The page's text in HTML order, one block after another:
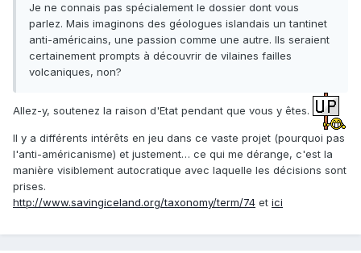
Je ne connais pas spécialement le dossier dont vous
parlez. Mais imaginons des géologues islandais un tantinet
anti-américains, une passion comme une autre. Ils seraient
certainement prompts à découvrir de vilaines failles
volcaniques, non?
Allez-y, soutenez la raison d'Etat pendant que vous y êtes.
Il y a différents intérêts en jeu dans ce vaste projet (pourquoi pas
l'anti-américanisme) et justement… ce qui me dérange, c'est la
manière visiblement autocratique avec laquelle les décisions sont
prises.
http://www.savingiceland.org/taxonomy/term/74 et ici